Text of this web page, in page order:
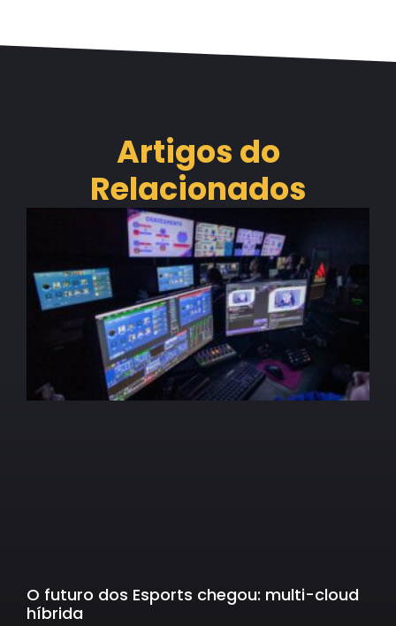
Artigos do
Relacionados
O futuro dos Esports chegou: multi-cloud
híbrida